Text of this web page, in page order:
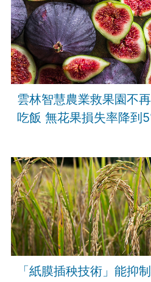
雲林智慧農業救果園不
吃飯 無花果損失率降到
「紙膜插秧技術」能抑